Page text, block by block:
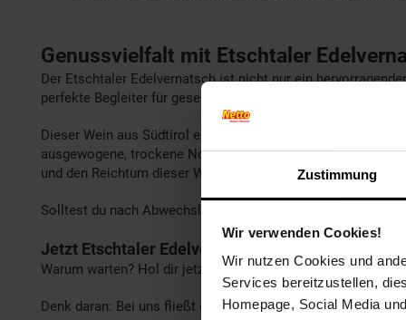
Zustimmung
Wir verwenden Cookies!
Wir nutzen Cookies und
Services bereitzustellen,
Homepage, Social Media
Genussvielfalt mit Etschtaler
Der Etschtaler Edelvernatsch ist nicht nur ein
perfekte Begleiter für gesellige Abende. Versuche doch
Dieser Wein aus Südtirol entfaltet seine Aromen optimal
ausgewogene, trockene Note machen ihn zu einem
und den Reichtum dieser Wein-Komposition und lass dich
Solltest du nach Abwechslung suchen, probiere nach
Jetzt Etschtaler Edelvernatsch bei Netto-Online
Warum warten? Hol dir jetzt den Etschtaler Edelvernatsch
Denk daran: Bei uns fließt der Wein erst ab 16 Jahren – für